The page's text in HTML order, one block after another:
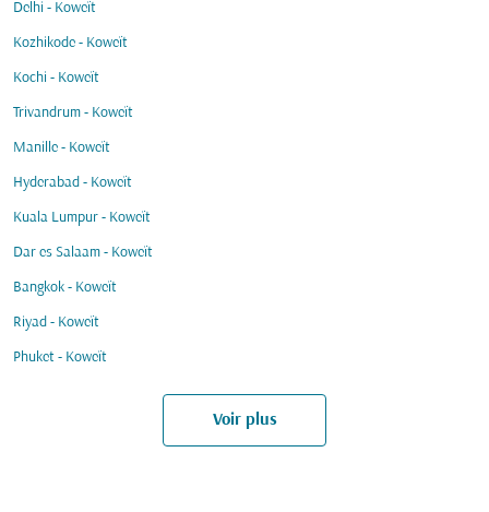
Delhi - Koweït
Kozhikode - Koweït
Kochi - Koweït
Trivandrum - Koweït
Manille - Koweït
Hyderabad - Koweït
Kuala Lumpur - Koweït
Dar es Salaam - Koweït
Bangkok - Koweït
Riyad - Koweït
Phuket - Koweït
Voir plus